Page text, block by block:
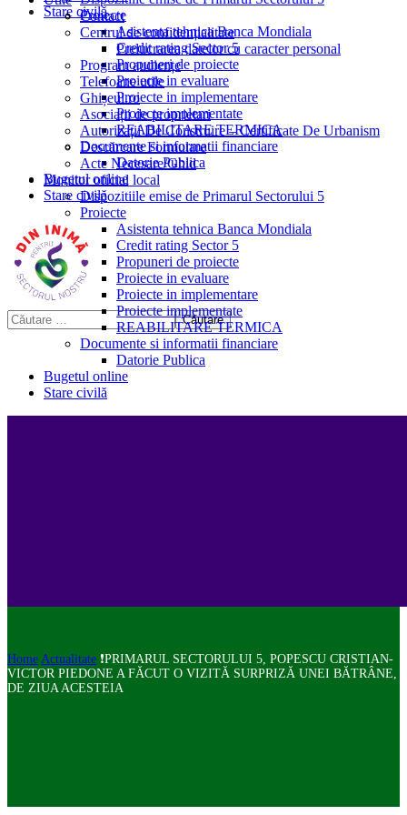
Stare civilă
Proiecte
Asistenta tehnica Banca Mondiala
Credit rating Sector 5
Propuneri de proiecte
Proiecte in evaluare
Proiecte in implementare
Proiecte implementate
REABILITARE TERMICA
Documente si informatii financiare
Datorie Publica
Bugetul online
Stare civilă
Contact
Centrul de confidențialitate
Prelucrarea datelor cu caracter personal
Program audiențe
Telefoane utile
Ghișeul.ro
Asociații de proprietari
Autorizații De Construire – Certificate De Urbanism
Descărcare Formulare
Acte Necesare/Ghid
Monitor oficial local
Dispozitiile emise de Primarul Sectorului 5
Proiecte
Asistenta tehnica Banca Mondiala
Credit rating Sector 5
Propuneri de proiecte
Proiecte in evaluare
Proiecte in implementare
Proiecte implementate
REABILITARE TERMICA
Documente si informatii financiare
Datorie Publica
Bugetul online
Stare civilă
Home Actualitate ❗PRIMARUL SECTORULUI 5, POPESCU CRISTIAN-
VICTOR PIEDONE A FĂCUT O VIZITĂ SURPRIZĂ UNEI BĂTRÂNE,
DE ZIUA ACESTEIA